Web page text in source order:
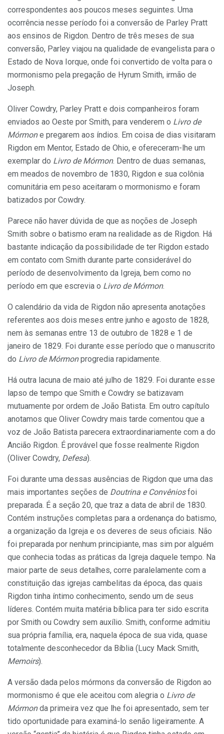
correspondentes aos poucos meses seguintes. Uma
ocorrência nesse período foi a conversão de Parley Pratt
aos ensinos de Rigdon. Dentro de três meses de sua
conversão, Parley viajou na qualidade de evangelista para o
Estado de Nova Iorque, onde foi convertido de volta para o
mormonismo pela pregação de Hyrum Smith, irmão de
Joseph.
Oliver Cowdry, Parley Pratt e dois companheiros foram
enviados ao Oeste por Smith, para venderem o Livro de
Mórmone pregarem aos índios. Em coisa de dias visitaram
Rigdon em Mentor, Estado de Ohio, e ofereceram-lhe um
exemplar do Livro deMórmon. Dentro de duas semanas,
em meados de novembro de 1830, Rigdon e sua colônia
comunitária em peso aceitaram o mormonismo e foram
batizados por Cowdry.
Parece não haver dúvida de que as noções de Joseph
Smith sobre o batismo eram na realidade as de Rigdon. Há
bastante indicação da possibilidade de ter Rigdon estado
em contato com Smith durante parte considerável do
período de desenvolvimento da Igreja, bem como no
período em que escrevia o Livro deMórmon.
O calendário da vida de Rigdon não apresenta anotações
referentes aos dois meses entre junho e agosto de 1828,
nem às semanas entre 13 de outubro de 1828 e 1 de
janeiro de 1829. Foi durante esse período que o manuscrito
do Livro de Mórmonprogredia rapidamente.
Há outra lacuna de maio até julho de 1829. Foi durante esse
lapso de tempo que Smith e Cowdry se batizavam
mutuamente por ordem de João Batista. Em outro capítulo
anotamos que Oliver Cowdry mais tarde comentou que a
voz de João Batista parecera extraordinariamente com a do
Ancião Rigdon. É provável que fosse realmente Rigdon
(Oliver Cowdry, Defesa).
Foi durante uma dessas ausências de Rigdon que uma das
mais importantes seções de Doutrina e Convêniosfoi
preparada. É a seção 20, que traz a data de abril de 1830.
Contém instruções completas para a ordenança do batismo,
a organização da Igreja e os deveres de seus oficiais. Não
foi preparada por nenhum principiante, mas sim por alguém
que conhecia todas as práticas da Igreja daquele tempo. Na
maior parte de seus detalhes, corre paralelamente com a
constituição das igrejas cambelitas da época, das quais
Rigdon tinha íntimo conhecimento, sendo um de seus
líderes. Contém muita matéria bíblica para ter sido escrita
por Smith ou Cowdry sem auxílio. Smith, conforme admitiu
sua própria família, era, naquela época de sua vida, quase
totalmente desconhecedor da Bíblia (Lucy Mack Smith,
Memoirs).
A versão dada pelos mórmons da conversão de Rigdon ao
mormonismo é que ele aceitou com alegria o Livro de
Mórmonda primeira vez que lhe foi apresentado, sem ter
tido oportunidade para examiná-lo senão ligeiramente. A